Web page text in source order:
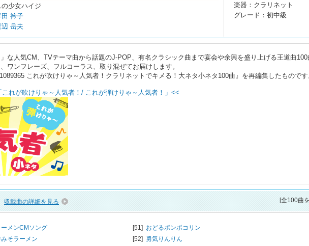
少女ハイジ
田 衿子
辺 岳夫
楽器：クラリネット
グレード：初中級
」な人気CM、TVテーマ曲から話題のJ-POP、有名クラシック曲まで宴会や余興を盛り上げる王道曲100
ワンフレーズ、フルコーラス、取り混ぜてお届けします。
これが吹けりゃ～人気者！クラリネットでキメる！大ネタ小ネタ100曲』を再編集したものです
れが吹けりゃ～人気者！/ これが弾けりゃ～人気者！」<<
収載曲の詳細を見る [全100曲
メンCMソング
そラーメン
[51] おどるポンポコリン
[52] 勇気りんりん